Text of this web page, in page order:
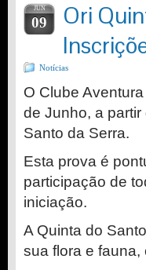
JUN
09
Ori
Notícias
O Clube
de Junho, a
Santo da Serra.
Esta prova é
participação de
iniciação.
A Quinta do
sua flora e